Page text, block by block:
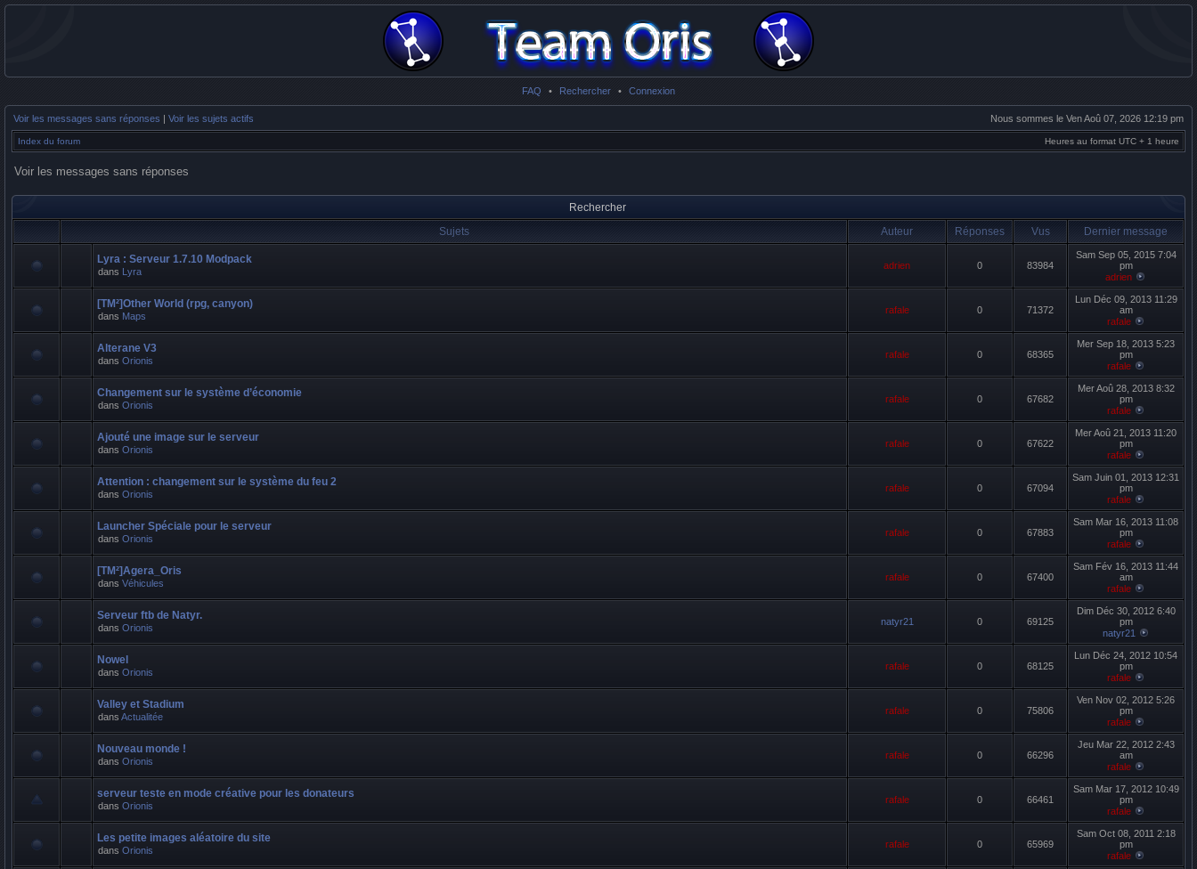
FAQ • Rechercher • Connexion
Voir les messages sans réponses | Voir les sujets actifs Nous sommes le Ven Aoû 07, 2026 12:19 pm
Index du forum Heures au format UTC + 1 heure
Voir les messages sans réponses
Rechercher
Sujets
Auteur Réponses Vus Dernier message
Lyra : Serveur 1.7.10 Modpack
dans Lyra
adrien 0 83984
Sam Sep 05, 2015 7:04
pm
adrien
[TM²]Other World (rpg, canyon)
dans Maps
rafale 0 71372
Lun Déc 09, 2013 11:29
am
rafale
Alterane V3
dans Orionis
rafale 0 68365
Mer Sep 18, 2013 5:23
pm
rafale
Changement sur le système d’économie
dans Orionis
rafale 0 67682
Mer Aoû 28, 2013 8:32
pm
rafale
Ajouté une image sur le serveur
dans Orionis
rafale 0 67622
Mer Aoû 21, 2013 11:20
pm
rafale
Attention : changement sur le système du feu 2
dans Orionis
rafale 0 67094
Sam Juin 01, 2013 12:31
pm
rafale
Launcher Spéciale pour le serveur
dans Orionis
rafale 0 67883
Sam Mar 16, 2013 11:08
pm
rafale
[TM²]Agera_Oris
dans Véhicules
rafale 0 67400
Sam Fév 16, 2013 11:44
am
rafale
Serveur ftb de Natyr.
dans Orionis
natyr21 0 69125
Dim Déc 30, 2012 6:40
pm
natyr21
Nowel
dans Orionis
rafale 0 68125
Lun Déc 24, 2012 10:54
pm
rafale
Valley et Stadium
dans Actualitée
rafale 0 75806
Ven Nov 02, 2012 5:26
pm
rafale
Nouveau monde !
dans Orionis
rafale 0 66296
Jeu Mar 22, 2012 2:43
am
rafale
serveur teste en mode créative pour les donateurs
dans Orionis
rafale 0 66461
Sam Mar 17, 2012 10:49
pm
rafale
Les petite images aléatoire du site
dans Orionis
rafale 0 65969
Sam Oct 08, 2011 2:18
pm
rafale